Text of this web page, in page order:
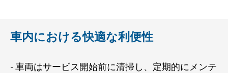
車内における快適な利便性
- 車両はサービス開始前に清掃し、定期的にメンテ